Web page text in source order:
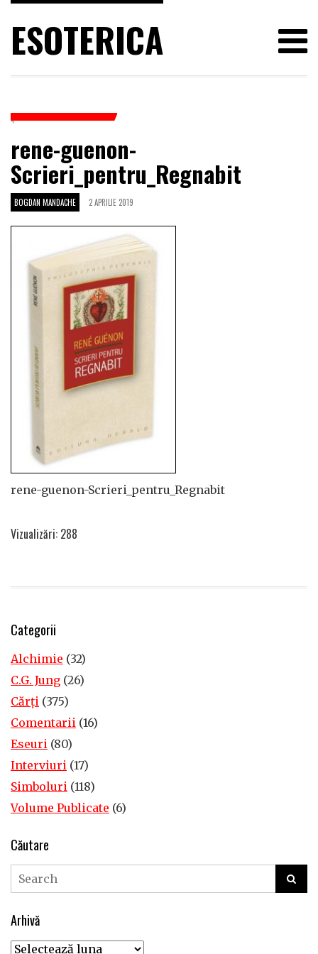
ESOTERICA
rene-guenon-
Scrieri_pentru_Regnabit
BOGDAN MANDACHE 2 APRILIE 2019
rene-guenon-Scrieri_pentru_Regnabit
Vizualizări: 288
Categorii
Alchimie (32)
C.G. Jung (26)
Cărţi (375)
Comentarii (16)
Eseuri (80)
Interviuri (17)
Simboluri (118)
Volume Publicate (6)
Căutare
Arhivă